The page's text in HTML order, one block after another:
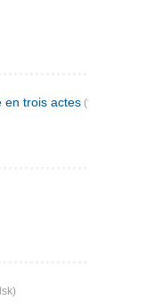
en trois actes (fransk)